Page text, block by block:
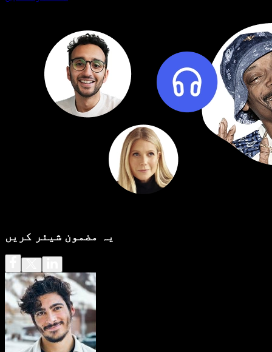
یہ مضمون شیئر کریں